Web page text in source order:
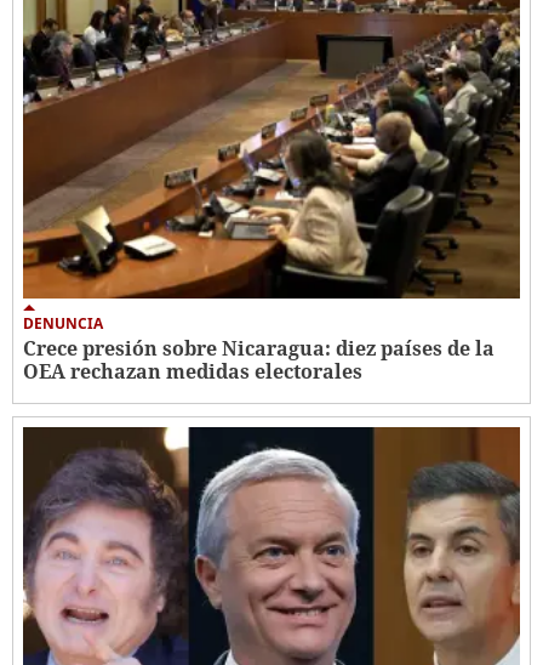
DENUNCIA
Crece presión sobre Nicaragua: diez países de la
OEA rechazan medidas electorales